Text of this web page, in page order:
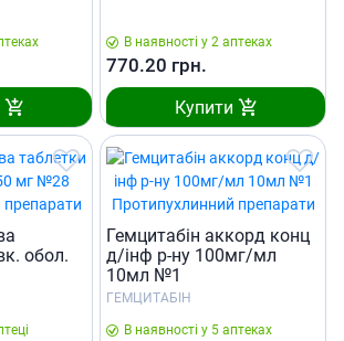
В наявності у 2 аптеках
770.20 грн.
Купити
обол.
Гемцитабін аккорд конц
д/інф р-ну 100мг/мл
10мл №1
ГЕМЦИТАБІН
В наявності у 5 аптеках